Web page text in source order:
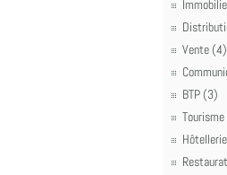
Vente (4)
BTP (3)